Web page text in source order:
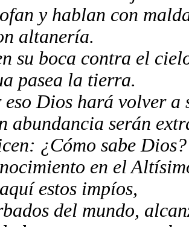
y hablan con
altanería.
su boca contra el
pasea la tierra.
eso Dios hará volver a
abundancia serán
¿Cómo sabe Dios?
en el
estos impíos,
del mundo,